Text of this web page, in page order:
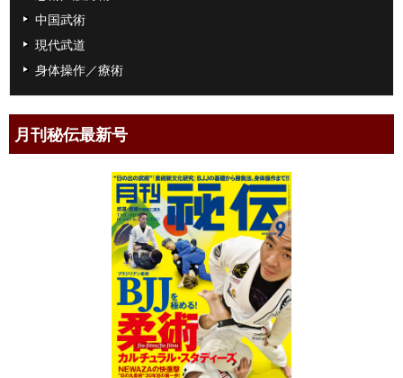
中国武術
現代武道
身体操作／療術
月刊秘伝最新号